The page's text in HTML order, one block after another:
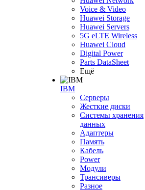
Voice & Video
Huawei Storage
Huawei Servers
5G eLTE Wireless
Huawei Cloud
Digital Power
Parts DataSheet
Ещё
IBM
Серверы
Жесткие диски
Системы хранения
данных
Адаптеры
Память
Кабель
Power
Модули
Трансиверы
Разное